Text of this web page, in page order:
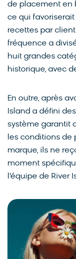
de placement en
ce qui
recettes par
fréquence a
huit grandes
historique, avec
En outre, après
Island a défini
système garantit
les conditions de
marque, ils ne
moment
l’équipe de River